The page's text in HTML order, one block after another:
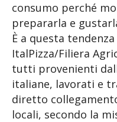
consumo perché
prepararla e
È a questa
ItalPizza/Filiera
tutti provenienti
italiane, lavorati e
diretto
locali, secondo la